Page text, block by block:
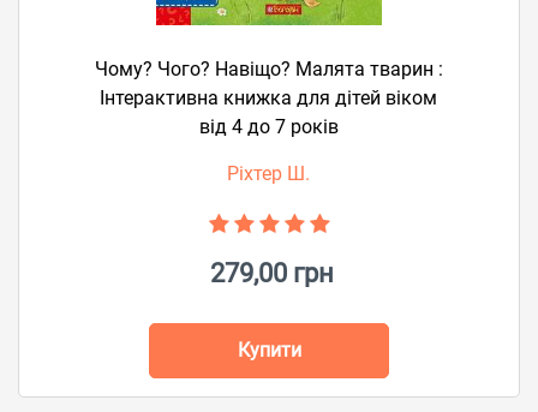
Чому? Чого? Навіщо? Малята тварин :
Інтерактивна книжка для дітей віком
від 4 до 7 років
Ріхтер Ш.
279,00 грн
Купити